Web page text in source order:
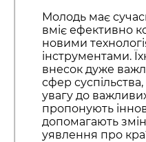
Молодь має
вміє ефективно
новими
інструментами.
внесок дуже
сфер
увагу до
пропонують
допомагають
уявлення про